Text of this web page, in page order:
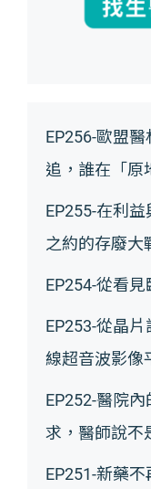
EP256-歐盟
追，誰在「原
EP255-在利
之約的存廢大
EP254-從看
EP253-從晶
線超音波影像
EP252-醫院
求，醫師說不
EP251-新藥